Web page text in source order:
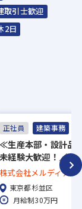
坂ふく
募くださ
取引士歓迎
2日
正社員 建築事務
≪生産本部・設計品
未経験大歓迎！／完
／充実した福利厚生
須
株式会社メルディア
東京都杉並区
月給制30万円